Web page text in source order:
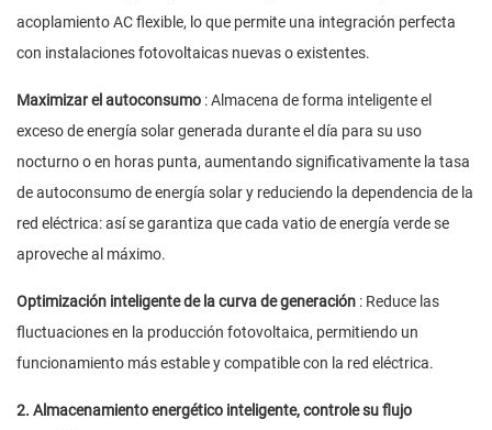
acoplamiento AC flexible, lo que permite una integración perfecta
con instalaciones fotovoltaicas nuevas o existentes.
Maximizar el autoconsumo : Almacena de forma inteligente el
exceso de energía solar generada durante el día para su uso
nocturno o en horas punta, aumentando significativamente la tasa
de autoconsumo de energía solar y reduciendo la dependencia de la
red eléctrica: así se garantiza que cada vatio de energía verde se
aproveche al máximo.
Optimización inteligente de la curva de generación : Reduce las
fluctuaciones en la producción fotovoltaica, permitiendo un
funcionamiento más estable y compatible con la red eléctrica.
2. Almacenamiento energético inteligente, controle su flujo